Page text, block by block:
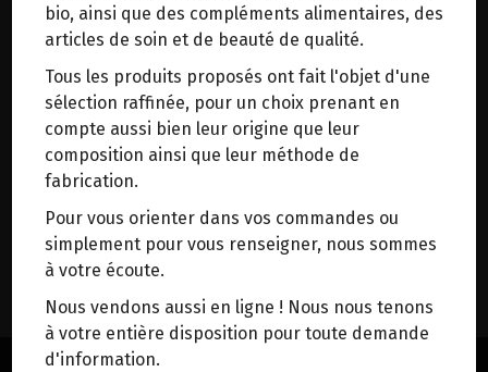
bio, ainsi que des compléments alimentaires, des
articles de soin et de beauté de qualité.
Tous les produits proposés ont fait l'objet d'une
sélection raffinée, pour un choix prenant en
compte aussi bien leur origine que leur
composition ainsi que leur méthode de
fabrication.
Pour vous orienter dans vos commandes ou
simplement pour vous renseigner, nous sommes
à votre écoute.
Nous vendons aussi en ligne ! Nous nous tenons
à votre entière disposition pour toute demande
d'information.
distributeur bbox, vous permettez d’éviter des
trajets inutiles. En posant ce choix, vous
contribuez à la réduction des émissions de CO₂
de 30 % en moyenne. Et grâce au plus grand
réseau de distribution de Belgique, il y a
toujours une solution près de chez vous.
Venez chercher votre colis dans un point
d'enlèvement ou distributeur BBox de BPost :
points d'enlèvement ou distributeurs BBox
Merci de signaler dans les commentaires, le
point d'enlèvement choisi.
Sinon, vous pouvez envoyer un mail avec le
125G
9.95€/pc
Ce produit est indisponible pour le moment.
DANS LA MÊME CATÉGORIE ...